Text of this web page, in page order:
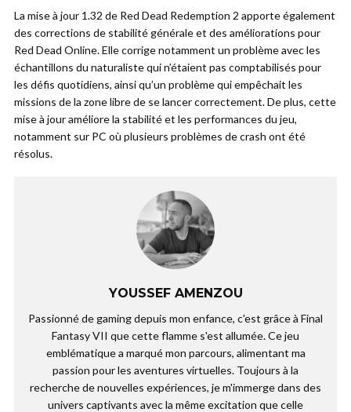
La mise à jour 1.32 de Red Dead Redemption 2 apporte également
des corrections de stabilité générale et des améliorations pour
Red Dead Online. Elle corrige notamment un problème avec les
échantillons du naturaliste qui n’étaient pas comptabilisés pour
les défis quotidiens, ainsi qu’un problème qui empêchait les
missions de la zone libre de se lancer correctement. De plus, cette
mise à jour améliore la stabilité et les performances du jeu,
notamment sur PC où plusieurs problèmes de crash ont été
résolus.
YOUSSEF AMENZOU
Passionné de gaming depuis mon enfance, c'est grâce à Final
Fantasy VII que cette flamme s'est allumée. Ce jeu
emblématique a marqué mon parcours, alimentant ma
passion pour les aventures virtuelles. Toujours à la
recherche de nouvelles expériences, je m'immerge dans des
univers captivants avec la même excitation que celle